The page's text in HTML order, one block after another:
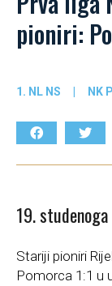
pioniri:
1. NL NS | NK
19.
Stariji pioniri
Pomorca 1:1 u